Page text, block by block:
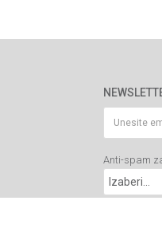
Anti-spam